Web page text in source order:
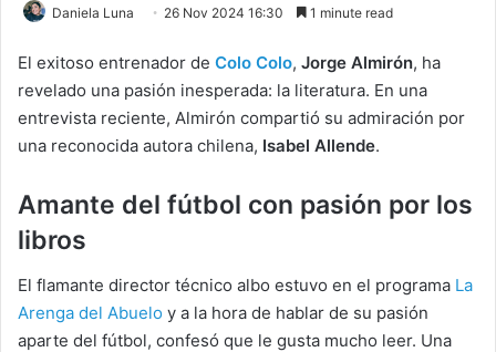
Daniela Luna 26 Nov 2024 16:30 1 minute read
El exitoso entrenador de Colo Colo, Jorge Almirón, ha
revelado una pasión inesperada: la literatura. En una
entrevista reciente, Almirón compartió su admiración por
una reconocida autora chilena, Isabel Allende.
Amante del fútbol con pasión por los
libros
El flamante director técnico albo estuvo en el programa La
Arenga del Abuelo y a la hora de hablar de su pasión
aparte del fútbol, confesó que le gusta mucho leer. Una